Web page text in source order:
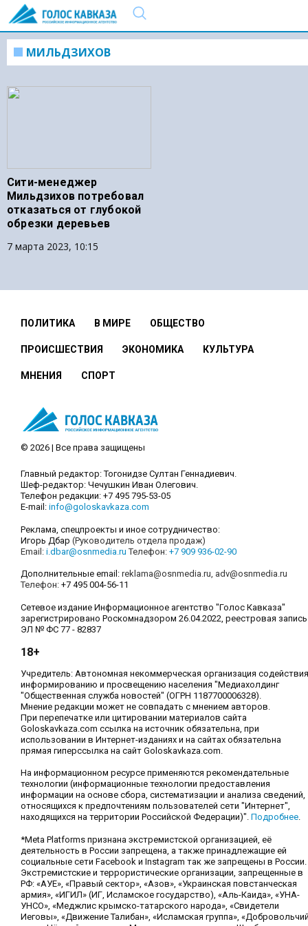
МИЛЬДЗИХОВ
Сити-менеджер
Мильдзихов потребовал
отказаться от глубокой
обрезки деревьев
7 марта 2023, 10:15
ПОЛИТИКА В МИРЕ ОБЩЕСТВО
ПРОИСШЕСТВИЯ ЭКОНОМИКА КУЛЬТУРА
МНЕНИЯ СПОРТ
© 2026 | Все права защищены
Главный редактор: Тогонидзе Султан Геннадиевич.
Шеф-редактор: Чечушкин Иван Олегович.
Телефон редакции: +7 495 795-53-05
E-mail: info@goloskavkaza.com
Реклама, спецпроекты и иное сотрудничество:
Игорь Дбар (Руководитель отдела продаж)
Email: i.dbar@osnmedia.ru Телефон: +7 909 936-02-90
Дополнительные email: reklama@osnmedia.ru, adv@osnmedia.ru
Телефон: +7 495 004-56-11
Сетевое издание Информационное агентство "Голос Кавказа"
зарегистрировано Роскомнадзором 26.04.2022, реестровая запись
ЭЛ № ФС 77 - 82837
18+
Учредитель: Автономная некоммерческая организация содействия
информированию и просвещению населения "Медиахолдинг
"Общественная служба новостей" (ОГРН 1187700006328).
Мнение редакции может не совпадать с мнением авторов.
При перепечатке или цитировании материалов сайта
Goloskavkaza.com ссылка на источник обязательна, при
использовании в Интернет-изданиях и на сайтах обязательна
прямая гиперссылка на сайт Goloskavkaza.com.
На информационном ресурсе применяются рекомендательные
технологии (информационные технологии предоставления
информации на основе сбора, систематизации и анализа сведений,
относящихся к предпочтениям пользователей сети "Интернет",
находящихся на территории Российской Федерации)". Подробнее.
*Meta Platforms признана экстремистской организацией, её
деятельность в России запрещена, а также принадлежащие ей
социальные сети Facebook и Instagram так же запрещены в России.
Экстремистские и террористические организации, запрещенные в
РФ: «АУЕ», «Правый сектор», «Азов», «Украинская повстанческая
армия», «ИГИЛ» (ИГ, Исламское государство), «Аль-Каида», «УНА-
УНСО», «Меджлис крымско-татарского народа», «Свидетели
Иеговы», «Движение Талибан», «Исламская группа»,